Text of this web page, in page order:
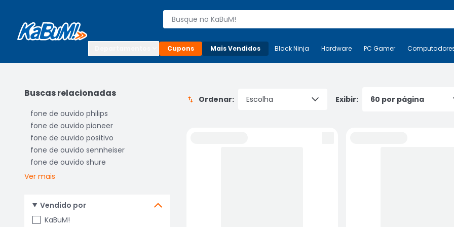
Buscar produtos
Cupons Mais Vendidos Mais-v- Black Ninja Hardware PC Gamer
Black Ninja Hardware PC Gamer
Buscas relacionadas
fone de ouvido philips
fone de ouvido pioneer
fone de ouvido positivo
fone de ouvido sennheiser
fone de ouvido shure
Ver mais
Vendido por
KaBuM!
Ordenar: Exibir: